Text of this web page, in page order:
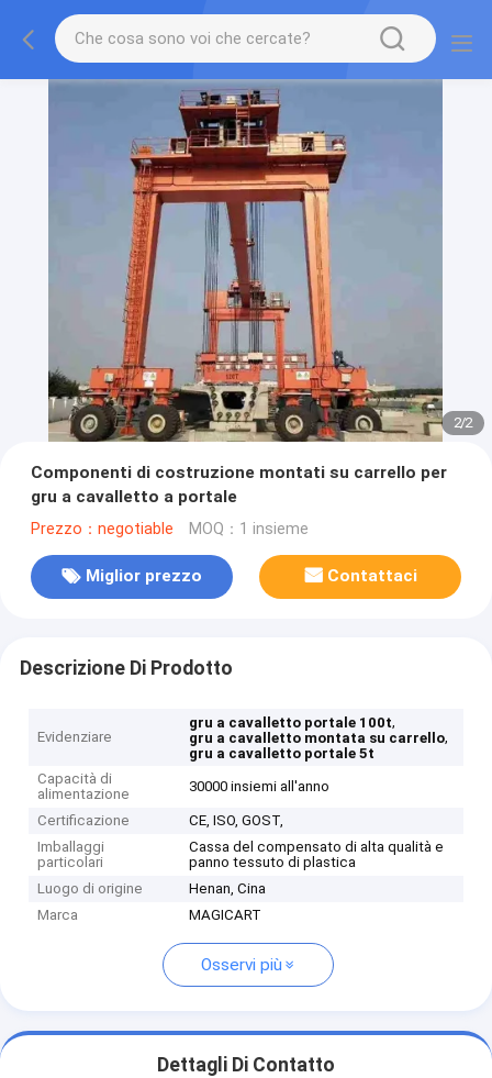
2/2
Componenti di costruzione montati su carrello per
gru a cavalletto a portale
Prezzo：negotiable MOQ：1 insieme
Miglior prezzo Contattaci
Descrizione Di Prodotto
Evidenziare
gru a cavalletto portale 100t,
gru a cavalletto montata su carrello,
gru a cavalletto portale 5t
Capacità di
alimentazione
30000 insiemi all'anno
Certificazione
CE, ISO, GOST,
Imballaggi
particolari
Cassa del compensato di alta qualità e
panno tessuto di plastica
Luogo di origine
Henan, Cina
Marca
MAGICART
Osservi più
Dettagli Di Contatto